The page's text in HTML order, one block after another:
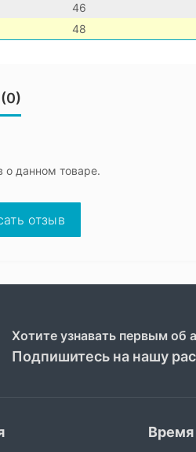
46
48
о данном товаре.
отзыв
Хотите узнавать первым об
Подпишитесь на нашу